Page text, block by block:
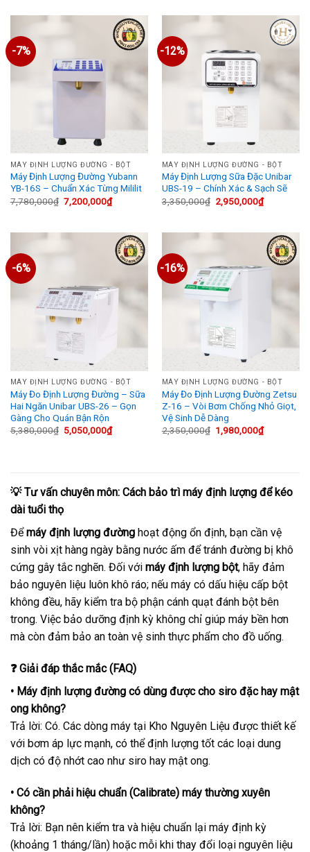
2,480,000₫.
-7%
MÁY ĐỊNH LƯỢNG ĐƯỜNG - BỘT
Máy Định Lượng Đường Yubann
YB-16S – Chuẩn Xác Từng Mililit
7,780,000₫ Giá
gốc
7,200,000₫Giá
hiện
7,200,000₫.
-12%
MÁY ĐỊNH LƯỢNG ĐƯỜNG - BỘT
Máy Định Lượng Sữa Đặc Unibar
UBS-19 – Chính Xác & Sạch Sẽ
3,350,000₫ Giá
gốc
2,950,000₫Giá
hiện
-6%
MÁY ĐỊNH LƯỢNG ĐƯỜNG - BỘT
Máy Đo Định Lượng Đường – Sữa
Hai Ngăn Unibar UBS-26 – Gọn
Gàng Cho Quán Bận Rộn
5,380,000₫ Giá
gốc
5,050,000₫Giá
hiện
-16%
MÁY ĐỊNH LƯỢNG ĐƯỜNG - BỘT
Máy Đo Định Lượng Đường Zetsu
Z-16 – Vòi Bơm Chống Nhỏ Giọt,
Vệ Sinh Dễ Dàng
2,350,000₫ Giá
gốc
1,980,000₫Giá
hiện
💡 Tư vấn chuyên môn: Cách bảo trì máy định lượng để kéo
dài tuổi thọ
Đểmáy định lượng đường hoạt động ổn định, bạn cần vệ
sinh vòi xịt hàng ngày bằng nước ấm để tránh đường bị khô
cứng gây tắc nghẽn. Đối với máy định lượng bột, hãy đảm
bảo nguyên liệu luôn khô ráo; nếu máy có dấu hiệu cấp bột
không đều, hãy kiểm tra bộ phận cánh quạt đánh bột bên
trong. Việc bảo dưỡng định kỳ không chỉ giúp máy bền hơn
mà còn đảm bảo an toàn vệ sinh thực phẩm cho đồ uống.
❓ Giải đáp thắc mắc (FAQ)
• Máy định lượng đường có dùng được cho siro đặc hay mật
ong không?
Trả lời: Có. Các dòng máy tại Kho Nguyên Liệu được thiết kế
với bơm áp lực mạnh, có thể định lượng tốt các loại dung
dịch có độ nhớt cao như siro hay mật ong.
• Có cần phải hiệu chuẩn (Calibrate) máy thường xuyên
không?
Trả lời: Bạn nên kiểm tra và hiệu chuẩn lại máy định kỳ
(khoảng 1 tháng/lần) hoặc mỗi khi thay đổi loại nguyên liệu